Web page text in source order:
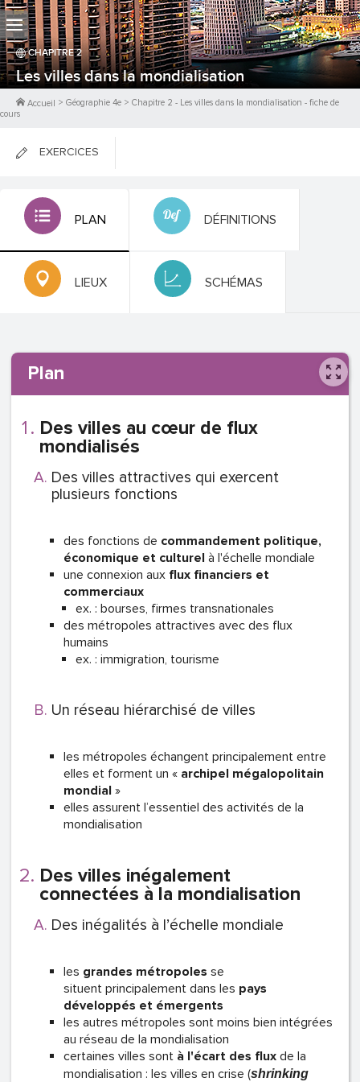
CHAPITRE2
Les villes dans la mondialisation
Accueil > Géographie 4e > Chapitre 2 - Les villes dans la mondialisation - fiche de
cours
EXERCICES
FICHES DE COURS
PLAN DÉFINITIONS
LIEUX SCHÉMAS
Plan
Des villes au cœur de flux
mondialisés
Des villes attractives qui exercent
plusieurs fonctions
des fonctions de commandement politique,
économique et culturel à l'échelle mondiale
une connexion aux flux financiers et
commerciaux
ex. : bourses, firmes transnationales
des métropoles attractives avec des flux
humains
ex. : immigration, tourisme
Un réseau hiérarchisé de villes
les métropoles échangent principalement entre
elles et forment un « archipel mégalopolitain
mondial »
elles assurent l’essentiel des activités de la
mondialisation
Des villes inégalement
connectées à la mondialisation
Des inégalités à l’échelle mondiale
les grandes métropoles se
situent principalement dans les pays
développés et émergents
les autres métropoles sont moins bien intégrées
au réseau de la mondialisation
certaines villes sont à l'écart des flux de la
mondialisation : les villes en crise (shrinking